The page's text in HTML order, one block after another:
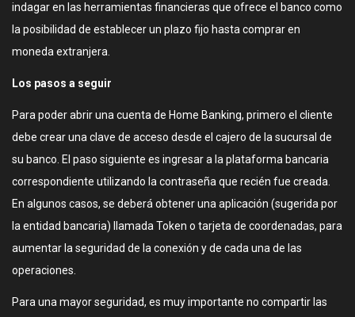
indagar en las herramientas financieras que ofrece el banco como
la posibilidad de establecer un plazo fijo hasta comprar en
moneda extranjera.
Los pasos a seguir
Para poder abrir una cuenta de Home Banking, primero el cliente
debe crear una clave de acceso desde el cajero de la sucursal de
su banco. El paso siguiente es ingresar a la plataforma bancaria
correspondiente utilizando la contraseña que recién fue creada.
En algunos casos, se deberá obtener una aplicación (sugerida por
la entidad bancaria) llamada Token o tarjeta de coordenadas, para
aumentar la seguridad de la conexión y de cada una de las
operaciones.
Para una mayor seguridad, es muy importante no compartir las